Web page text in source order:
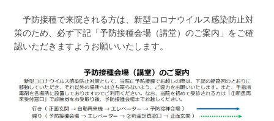
予防接種で来院される方は、新型コロナウイルス感染防止対
策のため、必ず下記「予防接種会場（講堂）のご案内」をご確
認いただきますようお願いいたします。